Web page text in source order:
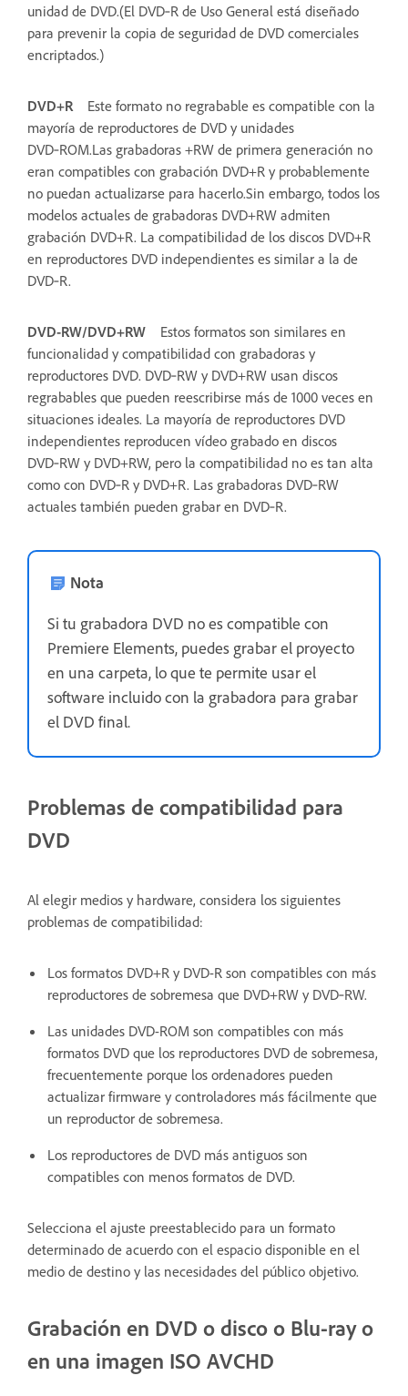
unidad de DVD.(El DVD‑R de Uso General está diseñado
para prevenir la copia de seguridad de DVD comerciales
encriptados.)
DVD+R
Este formato no regrabable es compatible con la
mayoría de reproductores de DVD y unidades
DVD‑ROM.Las grabadoras +RW de primera generación no
eran compatibles con grabación DVD+R y probablemente
no puedan actualizarse para hacerlo.Sin embargo, todos los
modelos actuales de grabadoras DVD+RW admiten
grabación DVD+R. La compatibilidad de los discos DVD+R
en reproductores DVD independientes es similar a la de
DVD‑R.
DVD-RW/DVD+RW
Estos formatos son similares en
funcionalidad y compatibilidad con grabadoras y
reproductores DVD. DVD‑RW y DVD+RW usan discos
regrabables que pueden reescribirse más de 1000 veces en
situaciones ideales. La mayoría de reproductores DVD
independientes reproducen vídeo grabado en discos
DVD‑RW y DVD+RW, pero la compatibilidad no es tan alta
como con DVD‑R y DVD+R. Las grabadoras DVD‑RW
actuales también pueden grabar en DVD‑R.
Nota
Si tu grabadora DVD no es compatible con
Premiere Elements, puedes grabar el proyecto
en una carpeta, lo que te permite usar el
software incluido con la grabadora para grabar
el DVD final.
Problemas de compatibilidad para
DVD
Al elegir medios y hardware, considera los siguientes
problemas de compatibilidad:
Los formatos DVD+R y DVD-R son compatibles con más
reproductores de sobremesa que DVD+RW y DVD‑RW.
Las unidades DVD-ROM son compatibles con más
formatos DVD que los reproductores DVD de sobremesa,
frecuentemente porque los ordenadores pueden
actualizar firmware y controladores más fácilmente que
un reproductor de sobremesa.
Los reproductores de DVD más antiguos son
compatibles con menos formatos de DVD.
Selecciona el ajuste preestablecido para un formato
determinado de acuerdo con el espacio disponible en el
medio de destino y las necesidades del público objetivo.
Grabación en DVD o disco o Blu-ray o
en una imagen ISO AVCHD